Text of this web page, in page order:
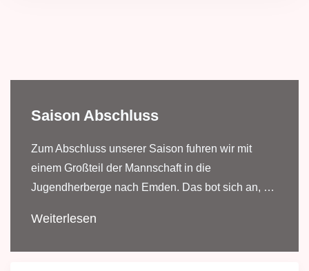
Saison Abschluss
Zum Abschluss unserer Saison fuhren wir mit
einem Großteil der Mannschaft in die
Jugendherberge nach Emden. Das bot sich an, …
Weiterlesen